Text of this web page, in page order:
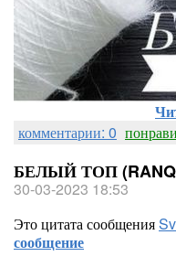
комментарии: 0
БЕЛЫЙ ТОП
30-03-2023 18:53
Это цитата сообщения
сообщение